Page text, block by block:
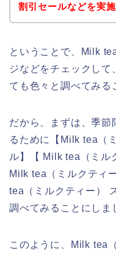
割引セールなどを実
ということで、Milk
ジなどをチェックして
ても色々と調べてみる
だから、まずは、季節
るために【Milk tea（
ル】【 Milk tea（ミル
Milk tea（ミルクティ
tea（ミルクティー）
調べてみることにしま
このように、Milk tea